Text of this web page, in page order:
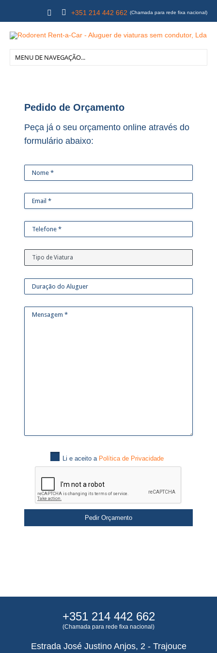
+351 214 442 662 (Chamada para rede fixa nacional)
Pedido de Orçamento
Peça já o seu orçamento online através do
formulário abaixo:
Tipo de Viatura
Li e aceito a Política de Privacidade
+351 214 442 662
(Chamada para rede fixa nacional)
Estrada José Justino Anjos, 2 - Trajouce